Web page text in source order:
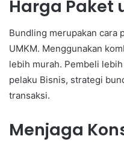
Harga Paket
Bundling merupakan cara
UMKM. Menggunakan
lebih murah. Pembeli
pelaku Bisnis, strategi
transaksi.
Menjaga